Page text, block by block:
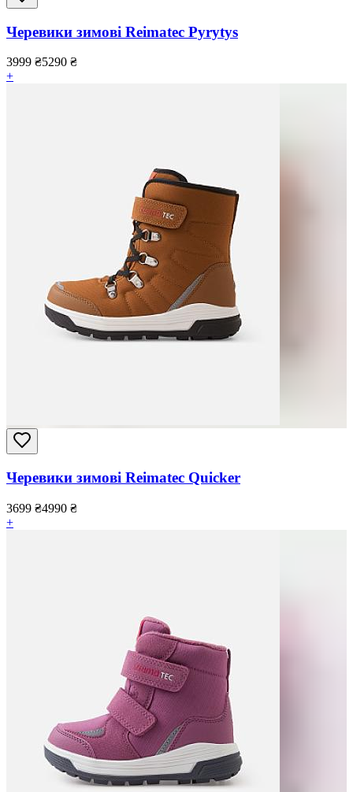
Черевики зимові Reimatec Pyrytys
3999 ₴5290 ₴
+
Черевики зимові Reimatec Quicker
3699 ₴4990 ₴
+